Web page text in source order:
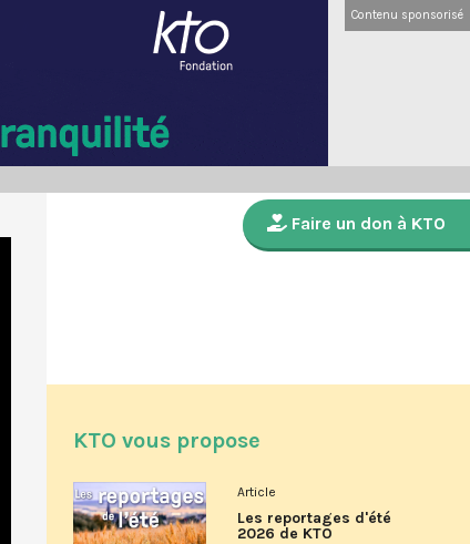
Contenu sponsorisé
Faire un don à KTO
KTO vous propose
Article
Les reportages d'été
2026 de KTO